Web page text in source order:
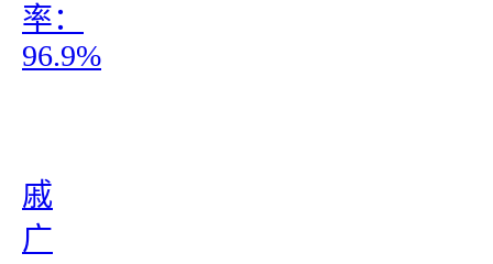
率：
96.9%
戚
广